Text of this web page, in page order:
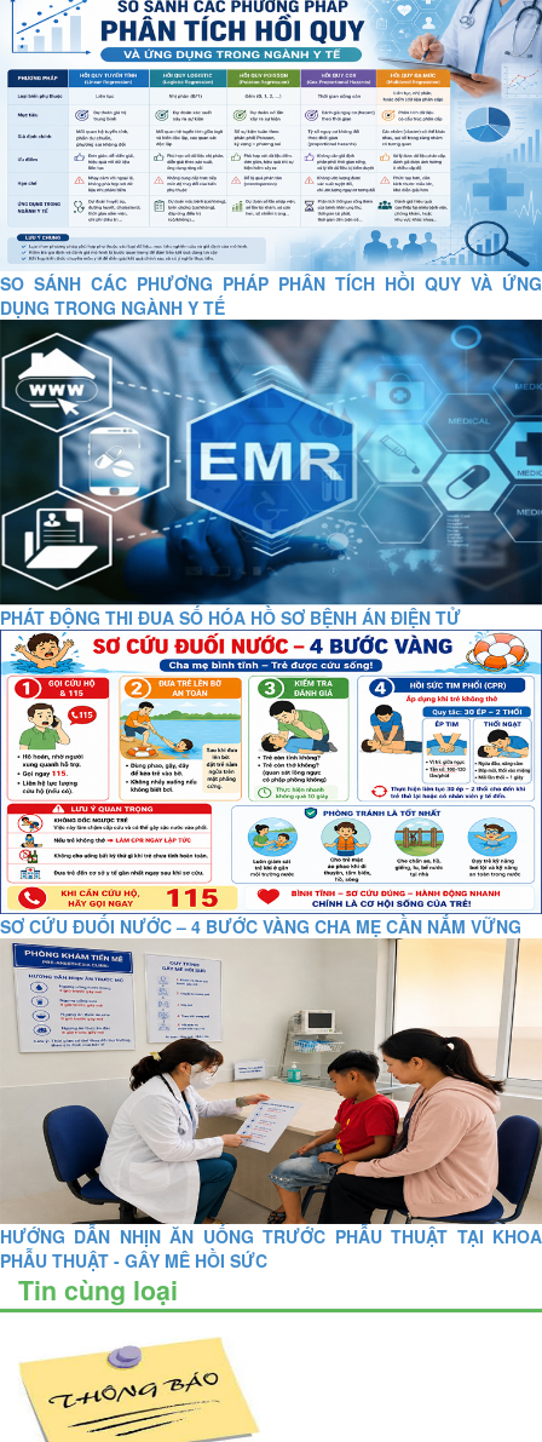
SO SÁNH CÁC PHƯƠNG PHÁP PHÂN TÍCH HỒI QUY VÀ ỨNG
DỤNG TRONG NGÀNH Y TẾ
PHÁT ĐỘNG THI ĐUA SỐ HÓA HỒ SƠ BỆNH ÁN ĐIỆN TỬ
SƠ CỨU ĐUỐI NƯỚC – 4 BƯỚC VÀNG CHA MẸ CẦN NẮM VỮNG
HƯỚNG DẪN NHỊN ĂN UỐNG TRƯỚC PHẪU THUẬT TẠI KHOA
PHẪU THUẬT - GÂY MÊ HỒI SỨC
Tin cùng loại